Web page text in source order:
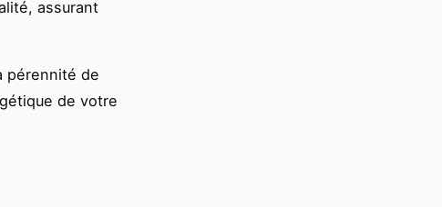
assurant
pérennité de
de votre